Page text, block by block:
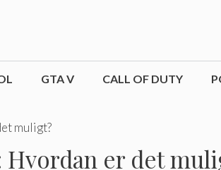
GTA V CALL OF DUTY
muligt?
er det